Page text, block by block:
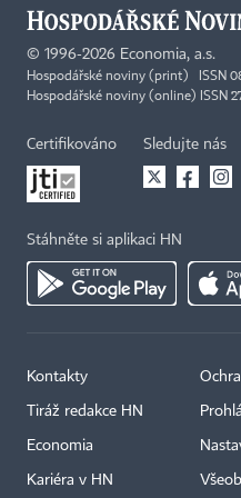
© 1996-2026 Economia, a.s.
Hospodářské noviny (print) ISSN
Hospodářské noviny (online) ISSN
Certifikováno Sledujte nás
Stáhněte si aplikaci HN
Kontakty
Tiráž redakce HN
Economia
Kariéra v HN